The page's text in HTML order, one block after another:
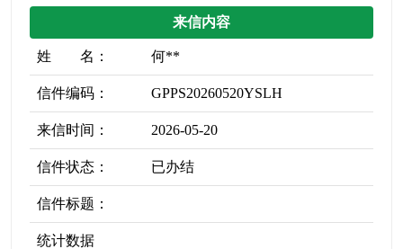
来信内容
姓 名： 何**
信件编码： GPPS20260520YSLH
来信时间： 2026-05-20
信件状态： 已办结
信件标题：
统计数据